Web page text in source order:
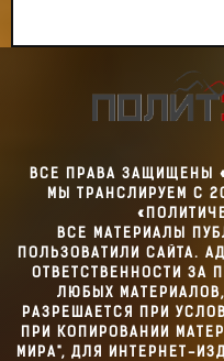
ВСЕ ПРАВА ЗАЩИЩЕНЫ
МЫ ТРАНСЛИРУЕМ С
ВСЕ МАТЕРИАЛЫ
ПОЛЬЗОВАТИЛИ САЙТА.
ОТВЕТСТВЕННОСТИ ЗА
ЛЮБЫХ
РАЗРЕШАЕТСЯ ПРИ
ПРИ КОПИРОВАНИИ
МИРА", ДЛЯ ИНТЕРНЕТ-